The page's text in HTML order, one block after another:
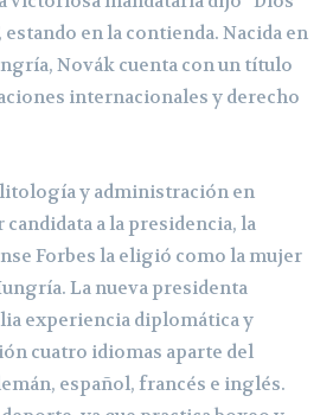
en la contienda. Nacida en
Novák cuenta con un título
internacionales y derecho
y administración en
a la presidencia, la
Forbes la eligió como la mujer
La nueva presidenta
experiencia diplomática y
cuatro idiomas aparte del
español, francés e inglés.